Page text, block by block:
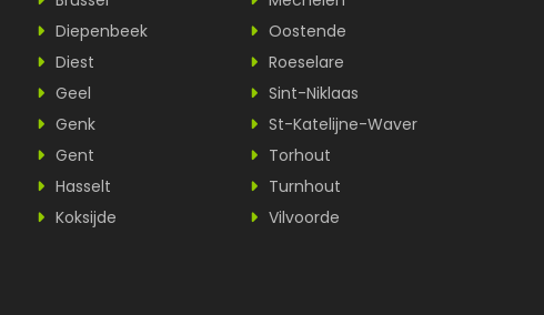
Diepenbeek
Diest
Geel
Genk
Gent
Hasselt
Koksijde
Oostende
Roeselare
Sint-Niklaas
St-Katelijne-Waver
Torhout
Turnhout
Vilvoorde